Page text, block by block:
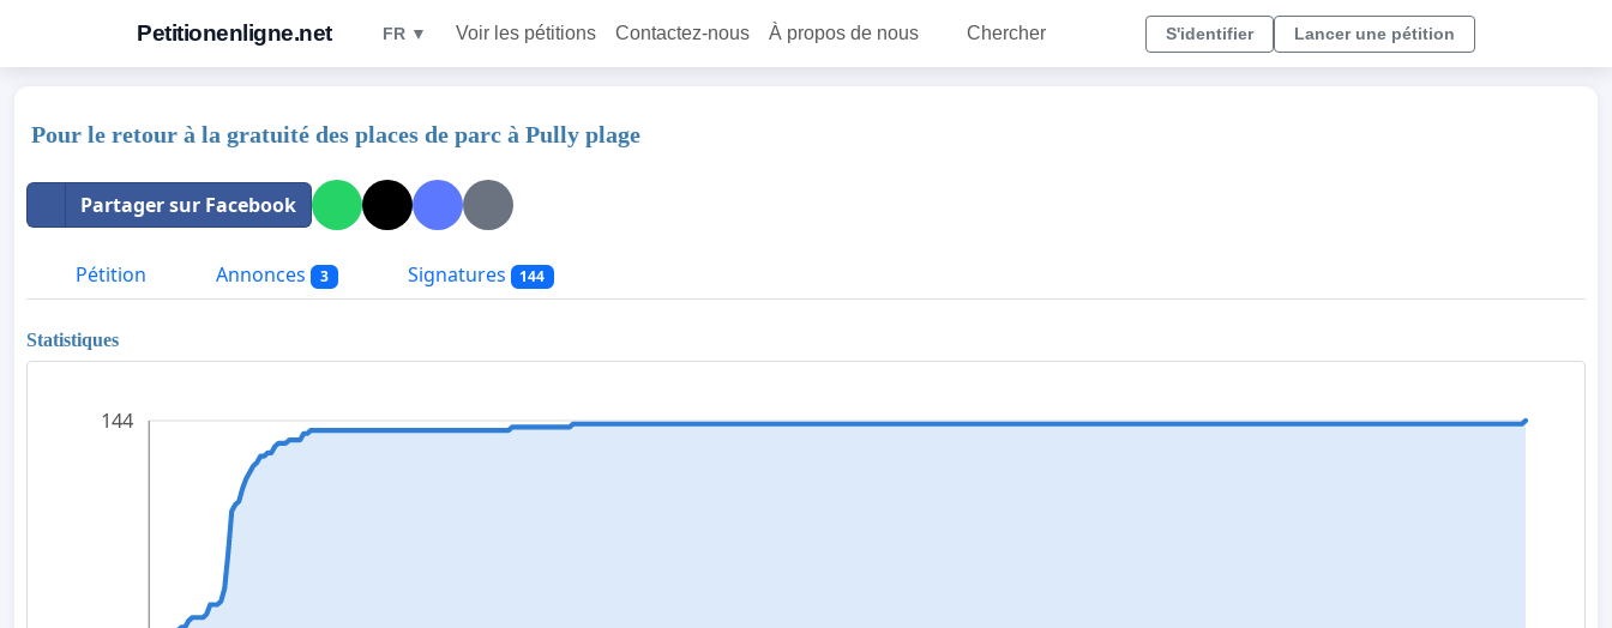
Petitionenligne.net FR ▼ Voir les pétitions Contactez-nous À propos de nous Chercher S'identifier Lancer une pétition
Pour le retour à la gratuité des places de parc à Pully plage
Partager sur Facebook
Pétition Annonces 3 Signatures 144
Statistiques
144